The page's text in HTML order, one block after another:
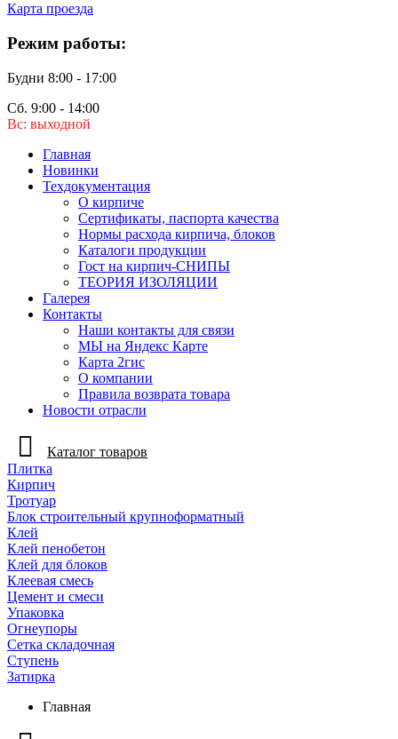
Карта проезда
Режим работы:
Будни 8:00 - 17:00
Сб. 9:00 - 14:00
Вс: выходной
Главная
Новинки
Техдокументация
О кирпиче
Сертификаты, паспорта качества
Нормы расхода кирпича, блоков
Каталоги продукции
Гост на кирпич-СНИПЫ
ТЕОРИЯ ИЗОЛЯЦИИ
Галерея
Контакты
Наши контакты для связи
МЫ на Яндекс Карте
Карта 2гис
О компании
Правила возврата товара
Новости отрасли
Каталог товаров
Плитка
Кирпич
Тротуар
Блок строительный крупноформатный
Клей
Клей пенобетон
Клей для блоков
Клеевая смесь
Цемент и смеси
Упаковка
Огнеупоры
Сетка складочная
Ступень
Затирка
Главная